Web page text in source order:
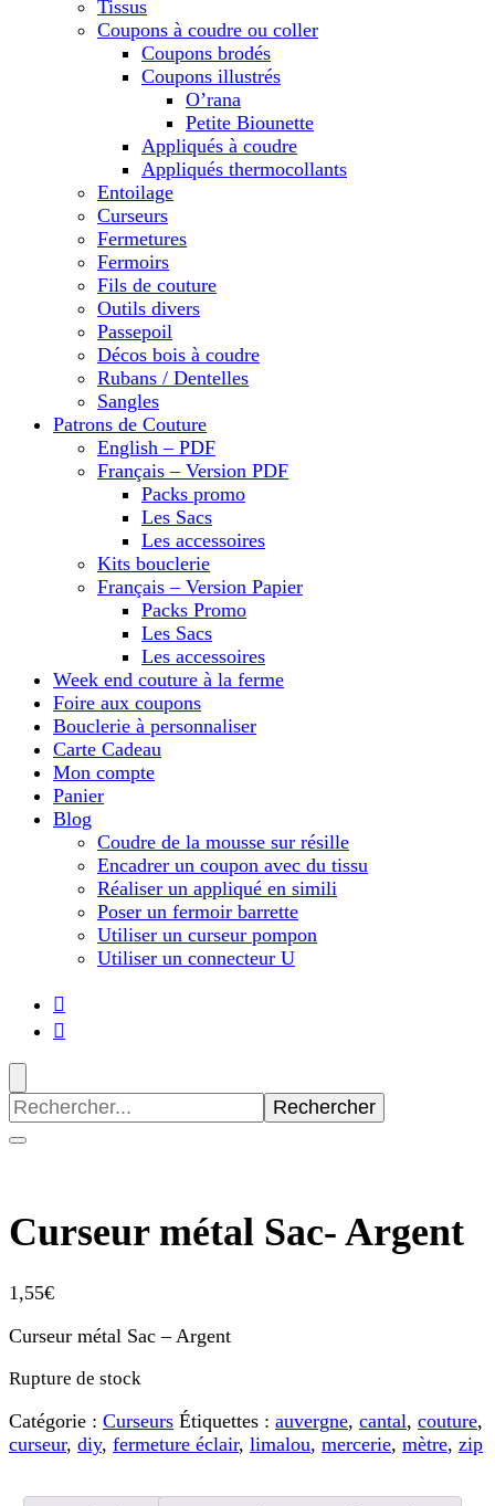
Tissus
Coupons à coudre ou coller
Coupons brodés
Coupons illustrés
O’rana
Petite Biounette
Appliqués à coudre
Appliqués thermocollants
Entoilage
Curseurs
Fermetures
Fermoirs
Fils de couture
Outils divers
Passepoil
Décos bois à coudre
Rubans / Dentelles
Sangles
Patrons de Couture
English – PDF
Français – Version PDF
Packs promo
Les Sacs
Les accessoires
Kits bouclerie
Français – Version Papier
Packs Promo
Les Sacs
Les accessoires
Week end couture à la ferme
Foire aux coupons
Bouclerie à personnaliser
Carte Cadeau
Mon compte
Panier
Blog
Coudre de la mousse sur résille
Encadrer un coupon avec du tissu
Réaliser un appliqué en simili
Poser un fermoir barrette
Utiliser un curseur pompon
Utiliser un connecteur U
Recherche
pour
:
Curseur métal Sac- Argent
1,55€
Curseur métal Sac – Argent
Rupture de stock
Catégorie : Curseurs Étiquettes : auvergne, cantal, couture,
curseur, diy, fermeture éclair, limalou, mercerie, mètre, zip